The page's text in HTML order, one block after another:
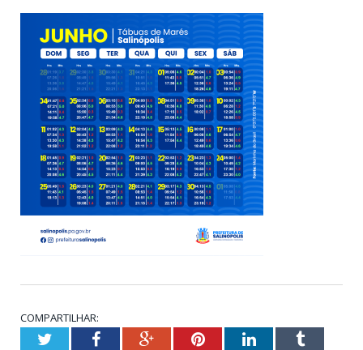
COMPARTILHAR:
TwitterFacebookGoogle+PinterestLinkedInTumblr